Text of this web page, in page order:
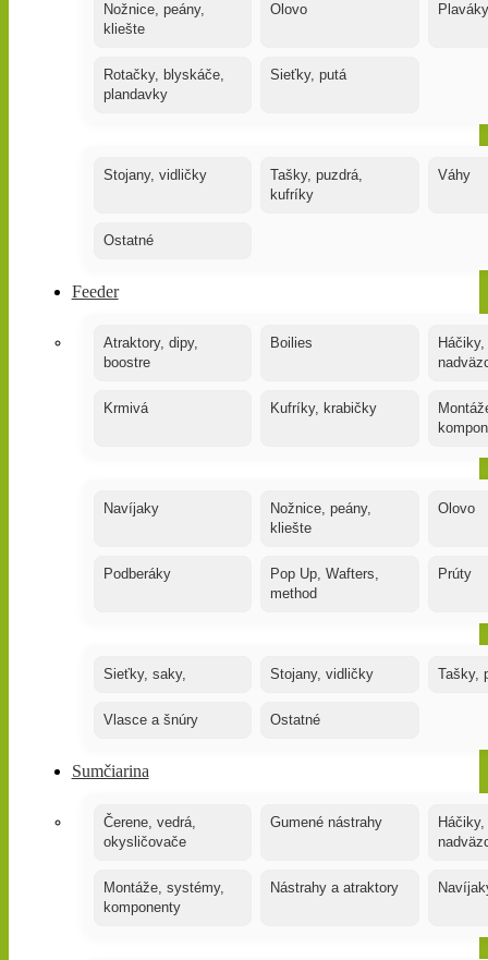
Nožnice, peány,
kliešte
Olovo Plaváky
Rotačky, blyskáče,
plandavky
Sieťky, putá
Stojany, vidličky
Tašky, puzdrá,
kufríky
Váhy
Ostatné
Feeder
Atraktory, dipy,
boostre
Boilies
Krmivá Kufríky, krabičky
Navíjaky
Nožnice, peány,
kliešte
Olovo
Podberáky
Pop Up, Wafters,
method
Prúty
Sieťky, saky, Stojany, vidličky Tašky,
Vlasce a šnúry Ostatné
Sumčiarina
Čerene, vedrá,
okysličovače
Gumené nástrahy
Montáže, systémy,
komponenty
Nástrahy a atraktory